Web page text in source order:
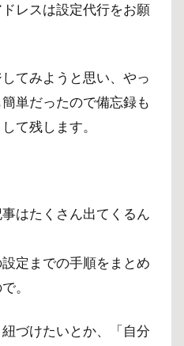
レスは設定代行をお願
てみようと思い、やっ
単だったので備忘録も
て残します。
はたくさん出てくるん
定までの手順をまとめ
。
づけたいとか、「自分